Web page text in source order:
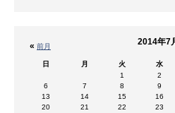
« 前月 2014年7
日 月 火 水
1
2
6
7 8 9
13
14 15 16
20
21 22 23